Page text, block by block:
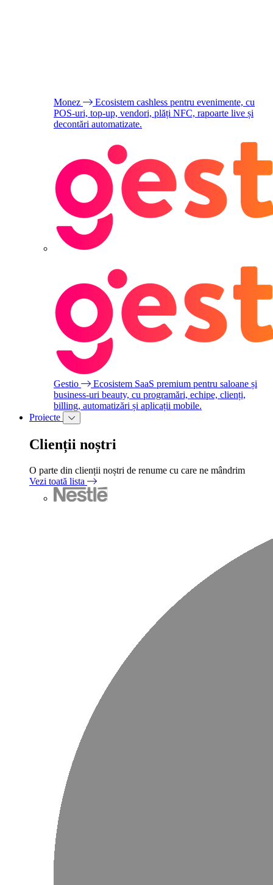
Monez
Ecosistem cashless pentru evenimente, cu
POS-uri, top-up, vendori, plăți NFC, rapoarte live și
decontări automatizate.
Gestio
Ecosistem SaaS premium pentru saloane și
business-uri beauty, cu programări, echipe, clienți,
billing, automatizări și aplicații mobile.
Proiecte
Clienții noștri
O parte din clienții noștri de renume cu care ne mândrim
Vezi toată lista